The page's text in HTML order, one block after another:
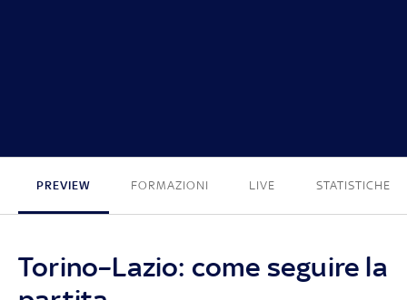
PREVIEW FORMAZIONI LIVE STATISTICHE
Torino–Lazio: come seguire la